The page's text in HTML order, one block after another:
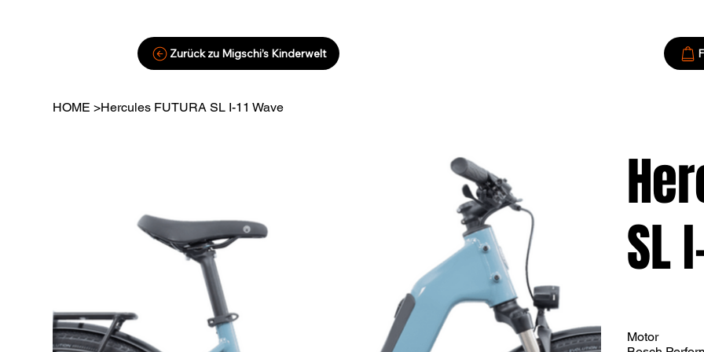
Zurück zu Migschi’s Kinderwelt
HOME >Hercules FUTURA SL I-11 Wave
SL
Motor